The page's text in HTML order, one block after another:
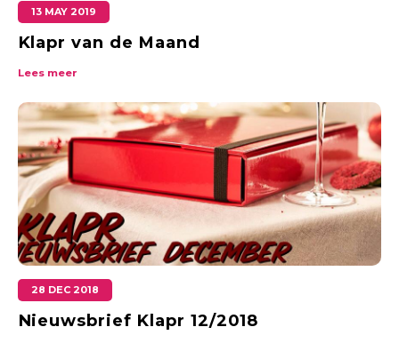
13 MAY 2019
Klapr van de Maand
Lees meer
28 DEC 2018
Nieuwsbrief Klapr 12/2018